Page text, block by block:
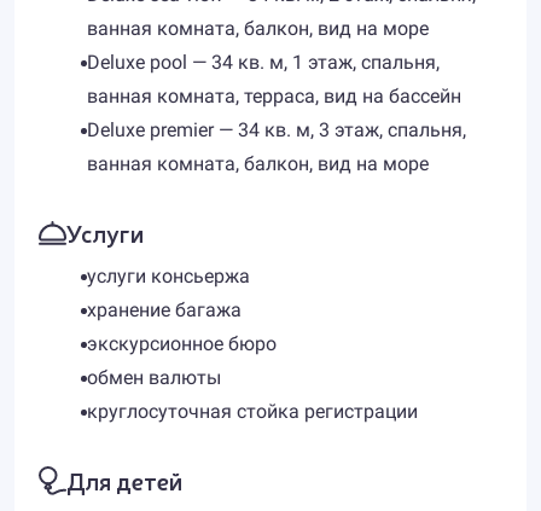
ванная комната, балкон, вид на море
Deluxe pool — 34 кв. м, 1 этаж, спальня,
ванная комната, терраса, вид на бассейн
Deluxe premier — 34 кв. м, 3 этаж, спальня,
ванная комната, балкон, вид на море
Услуги
услуги консьержа
хранение багажа
экскурсионное бюро
обмен валюты
круглосуточная стойка регистрации
Для детей